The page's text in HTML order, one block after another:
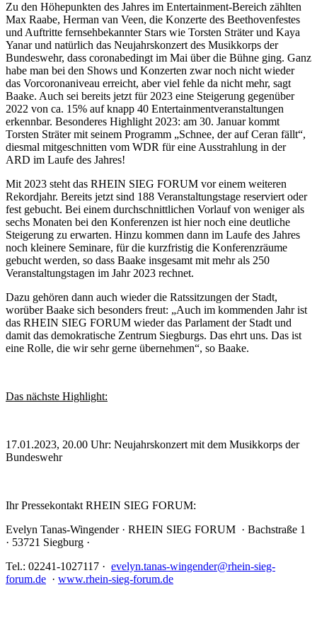
Zu den Höhepunkten des Jahres im Entertainment-Bereich zählten
Max Raabe, Herman van Veen, die Konzerte des Beethovenfestes
und Auftritte fernsehbekannter Stars wie Torsten Sträter und Kaya
Yanar und natürlich das Neujahrskonzert des Musikkorps der
Bundeswehr, dass coronabedingt im Mai über die Bühne ging. Ganz
habe man bei den Shows und Konzerten zwar noch nicht wieder
das Vorcoronaniveau erreicht, aber viel fehle da nicht mehr, sagt
Baake. Auch sei bereits jetzt für 2023 eine Steigerung gegenüber
2022 von ca. 15% auf knapp 40 Entertainmentveranstaltungen
erkennbar. Besonderes Highlight 2023: am 30. Januar kommt
Torsten Sträter mit seinem Programm „Schnee, der auf Ceran fällt“,
diesmal mitgeschnitten vom WDR für eine Ausstrahlung in der
ARD im Laufe des Jahres!
Mit 2023 steht das RHEIN SIEG FORUM vor einem weiteren
Rekordjahr. Bereits jetzt sind 188 Veranstaltungstage reserviert oder
fest gebucht. Bei einem durchschnittlichen Vorlauf von weniger als
sechs Monaten bei den Konferenzen ist hier noch eine deutliche
Steigerung zu erwarten. Hinzu kommen dann im Laufe des Jahres
noch kleinere Seminare, für die kurzfristig die Konferenzräume
gebucht werden, so dass Baake insgesamt mit mehr als 250
Veranstaltungstagen im Jahr 2023 rechnet.
Dazu gehören dann auch wieder die Ratssitzungen der Stadt,
worüber Baake sich besonders freut: „Auch im kommenden Jahr ist
das RHEIN SIEG FORUM wieder das Parlament der Stadt und
damit das demokratische Zentrum Siegburgs. Das ehrt uns. Das ist
eine Rolle, die wir sehr gerne übernehmen“, so Baake.
Das nächste Highlight:
17.01.2023, 20.00 Uhr: Neujahrskonzert mit dem Musikkorps der
Bundeswehr
Ihr Pressekontakt RHEIN SIEG FORUM:
Evelyn Tanas-Wingender · RHEIN SIEG FORUM · Bachstraße 1
· 53721 Siegburg ·
Tel.: 02241-1027117 · evelyn.tanas-wingender@rhein-sieg-
forum.de · www.rhein-sieg-forum.de